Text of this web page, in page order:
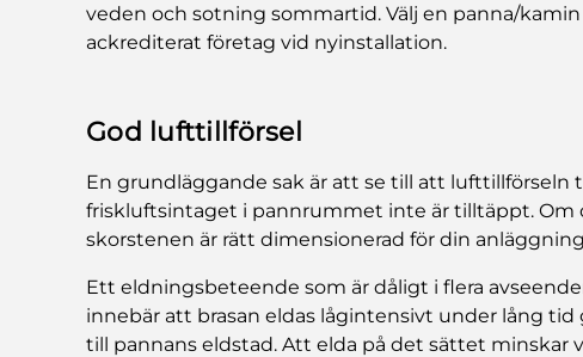
veden och sotning sommartid. Välj en panna/
ackrediterat företag vid nyinstallation.
God lufttillförsel
En grundläggande sak är att se till att lufttillförseln
friskluftsintaget i pannrummet inte är tilltäppt. Om
skorstenen är rätt dimensionerad för din
Ett eldningsbeteende som är dåligt i flera
innebär att brasan eldas lågintensivt under lång
till pannans eldstad. Att elda på det sättet minskar